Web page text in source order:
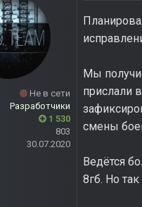
Не в сети
Разработчики
1 530
803
30.07.2020
Мы
прислали
смены
Ведётся
8гб. Но